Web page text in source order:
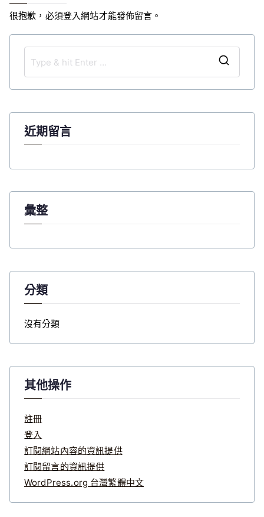
很抱歉，必須登入網站才能發佈留言。
e
a
f
r
近期留言
彙整
分類
沒有分類
其他操作
註冊
登入
訂閱網站內容的資訊提供
訂閱留言的資訊提供
WordPress.org 台灣繁體中文